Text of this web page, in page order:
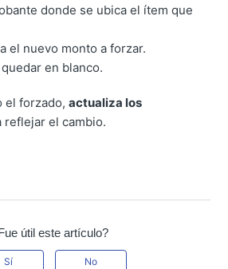
donde se ubica el ítem que
el nuevo monto a forzar.
en blanco.
el forzado,actualiza los
reflejar el cambio.
útil este artículo?
Sí No